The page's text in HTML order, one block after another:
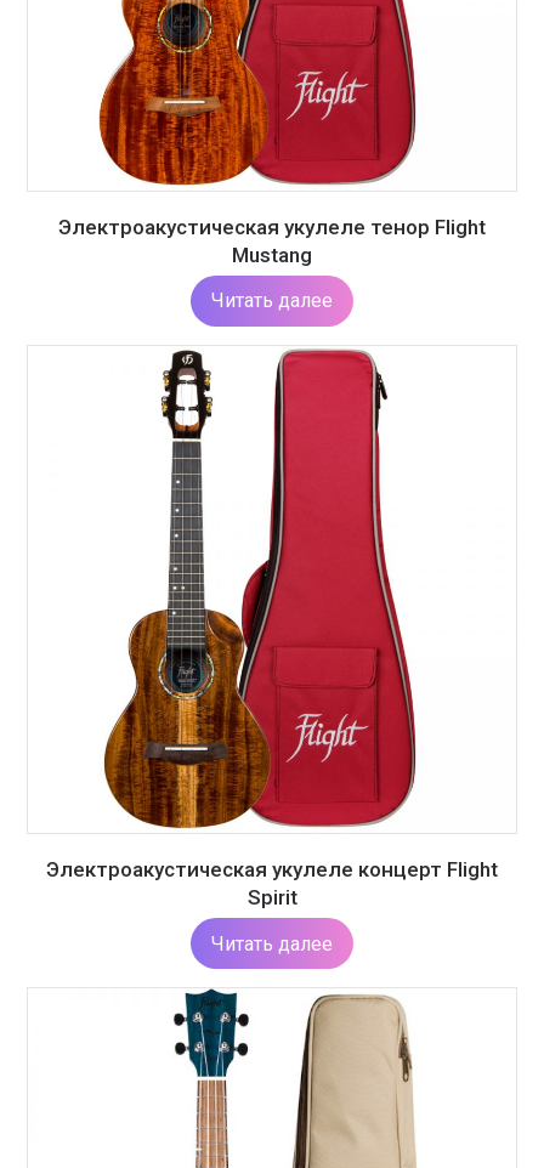
Электроакустическая укулеле тенор Flight
Mustang
Читать далее
Электроакустическая укулеле концерт Flight
Spirit
Читать далее